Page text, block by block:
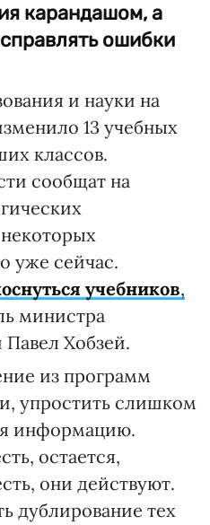
карандашом, а
ошибки
и науки на
13 учебных
классов.
сообщат на
уже сейчас.
учебников,
министра
Павел Хобзей.
из программ
упростить слишком
информацию.
остается,
они действуют.
дублирование тех